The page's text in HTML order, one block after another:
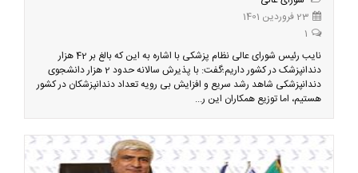
23 فروردین 1401
1
نایب رئیس شورای عالی نظام پزشکی با اشاره به این که بالغ بر 42 هزار
دندانپزشک در کشور داریم؛گفت: با پذیرش سالانه حدود 2 هزار دانشجوی
دندانپزشکی شاهد رشد سریع و افزایش بی رویه تعداد دندانپزشکان در کشور
هستیم، اما توزیع همکاران این ر...